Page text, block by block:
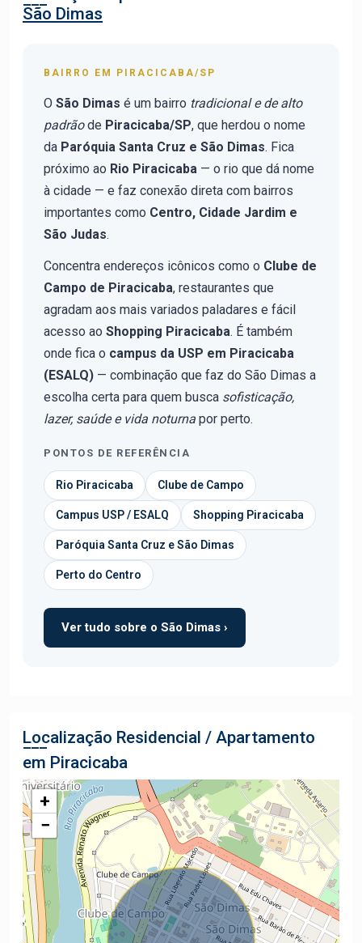
São Dimas
BAIRRO EM PIRACICABA/SP
O São Dimas é um bairro tradicional e de alto
padrãode Piracicaba/SP, que herdou o nome
da Paróquia Santa Cruz e São Dimas. Fica
próximo ao Rio Piracicaba — o rio que dá nome
à cidade — e faz conexão direta com bairros
importantes como Centro, Cidade Jardim e
São Judas.
Concentra endereços icônicos como o Clube de
Campo de Piracicaba, restaurantes que
agradam aos mais variados paladares e fácil
acesso ao Shopping Piracicaba. É também
onde fica o campus da USP em Piracicaba
(ESALQ) — combinação que faz do São Dimas a
escolha certa para quem busca sofisticação,
lazer, saúde e vida noturna por perto.
PONTOS DE REFERÊNCIA
Rio Piracicaba Clube de Campo
Campus USP / ESALQ Shopping Piracicaba
Paróquia Santa Cruz e São Dimas
Perto do Centro
Ver tudo sobre o São Dimas ›
Localização Residencial / Apartamento
em Piracicaba
+
−